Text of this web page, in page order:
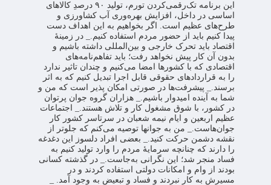
این برنامه تک‌رقمی‌کردن تورم، تولید ۹۰ درصدِ کالاهای
اساسی در داخل، افزایش بهره‌وری آب کشاورزی و
طرح‌های عظیم است. اگر بخواهیم به این اهداف دست
پیدا کنیم باید از حضور مردم استفاده کنیم. _ در زمینۀ
اقتصاد باید تحرک خارجی و بین‌المللی داشته باشیم و
بدون آن کار پیش نخواهد رفت؛ باید تفاهم‌نامه‌های
اقتصادی که با کشورها امضا می‌کنیم و چندان تاثیر ندارد
را به قراردادهای حقوقی قابل اجرا تبدیل کنیم که به اثر
برسند. _ پیشرفت‌ها در صورتی امکان پذیر است که من و
شما به آینده امیدوار باشیم. _ هزاران گروه جوان پرتوان
در کشور، با شوق مشغول کار و تلاش هستند. _ اجتماعات
عظیم اربعین و ایام نیمه شعبان در سرتاسر کشور کار
جوان‌هاست. _ من به جوانها توصیه می‌کنم که جلوتر از
نقشه دشمن حرکت کنید. _ بعضی افراد دلسوز این دغدغه
را دارند که چنانچه سرمایۀ مردم را وارد تولید کنیم به
فساد منجر شد؛ این نگرانی به‌جاست. _‌ در گذشته کسانی
بودند از وام و امکانات دولتی استفاده کردند و در
مسیرش به کار نبردند و فساد و تبعیض به وجود آمد.